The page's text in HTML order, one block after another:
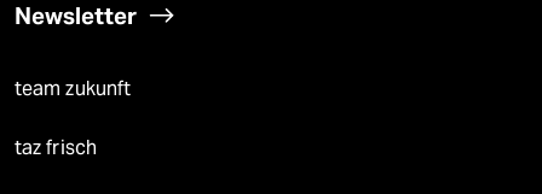
Newsletter
team zukunft
taz frisch